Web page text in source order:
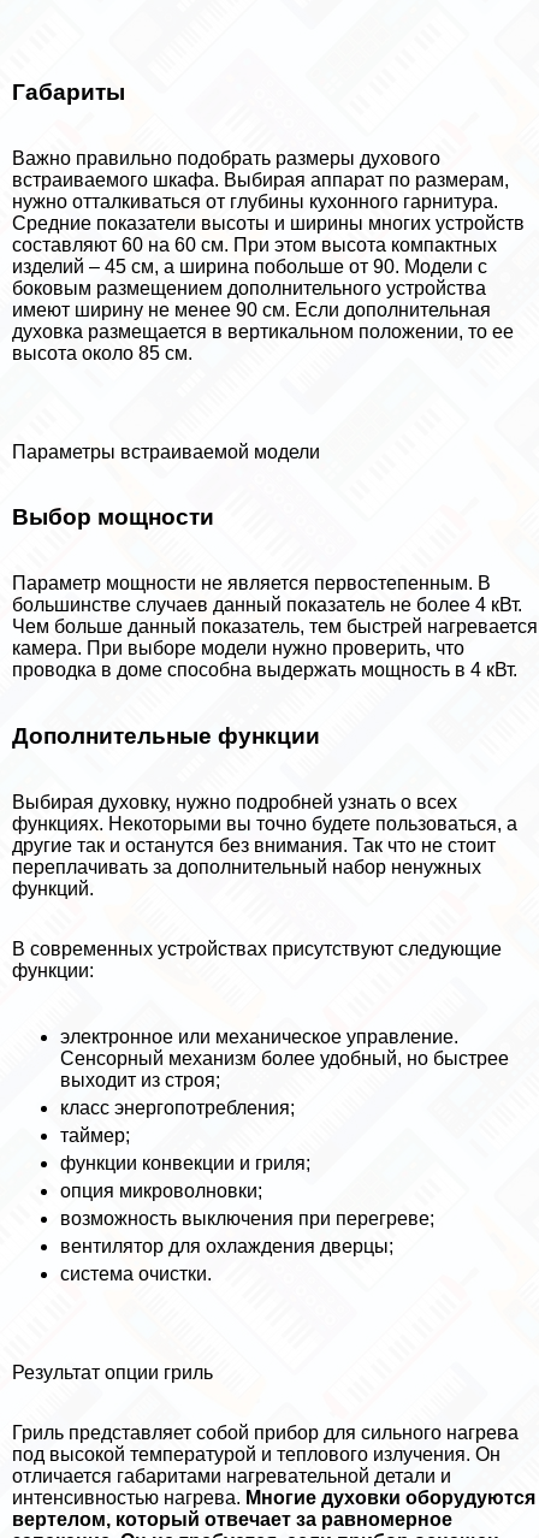
Габариты
Важно правильно подобрать размеры духового
встраиваемого шкафа. Выбирая аппарат по размерам,
нужно отталкиваться от глубины кухонного гарнитура.
Средние показатели высоты и ширины многих устройств
составляют 60 на 60 см. При этом высота компактных
изделий – 45 см, а ширина побольше от 90. Модели с
боковым размещением дополнительного устройства
имеют ширину не менее 90 см. Если дополнительная
духовка размещается в вертикальном положении, то ее
высота около 85 см.
Параметры встраиваемой модели
Выбор мощности
Параметр мощности не является первостепенным. В
большинстве случаев данный показатель не более 4 кВт.
Чем больше данный показатель, тем быстрей нагревается
камера. При выборе модели нужно проверить, что
проводка в доме способна выдержать мощность в 4 кВт.
Дополнительные функции
Выбирая духовку, нужно подробней узнать о всех
функциях. Некоторыми вы точно будете пользоваться, а
другие так и останутся без внимания. Так что не стоит
переплачивать за дополнительный набор ненужных
функций.
В современных устройствах присутствуют следующие
функции:
электронное или механическое управление.
Сенсорный механизм более удобный, но быстрее
выходит из строя;
класс энергопотрeбления;
таймер;
функции конвекции и гриля;
опция микроволновки;
возможность выключения при перегреве;
вентилятор для охлаждения дверцы;
система очистки.
Результат опции гриль
Гриль представляет собой прибор для сильного нагрева
под высокой температурой и теплового излучения. Он
отличается габаритами нагревательной детали и
интенсивностью нагрева. Многие духовки оборудуются
вертелом, который отвечает за равномерное